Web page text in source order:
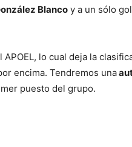
Blanco y a un sólo
lo cual deja la
encima. Tendremos una
puesto del grupo.